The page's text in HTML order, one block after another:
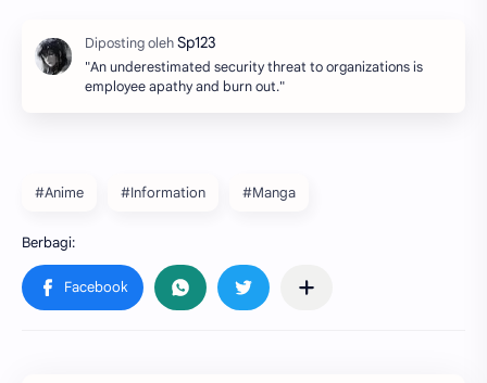
"An underestimated security threat to organizations is
employee apathy and burn out.‌‌"
#Anime #Information #Manga